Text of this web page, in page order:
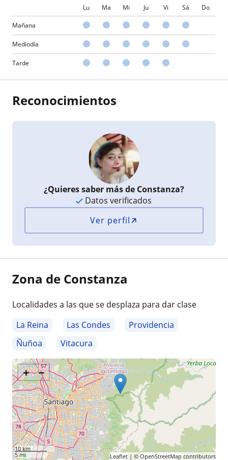
Lu Ma Mi Ju Vi Sá Do
Mañana
Mediodía
Tarde
Reconocimientos
¿Quieres saber más de Constanza?
Datos verificados
Ver perfil
Zona de Constanza
Localidades a las que se desplaza para dar clase
La Reina
Las Condes
Providencia
Ñuñoa
Vitacura
+ −
10 km
5 mi
Leaflet| © OpenStreetMap contributors